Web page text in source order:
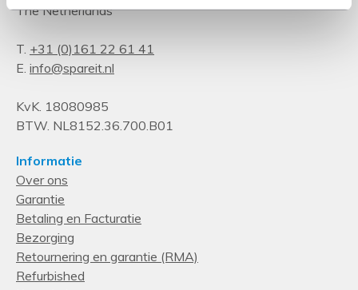
The Netherlands
T. +31 (0)161 22 61 41
E. info@spareit.nl
KvK. 18080985
BTW. NL8152.36.700.B01
Informatie
Over ons
Garantie
Betaling en Facturatie
Bezorging
Retournering en garantie (RMA)
Refurbished